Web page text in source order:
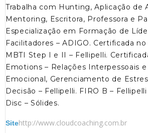
Trabalha com Hunting, Aplicação de
Mentoring, Escritora, Professora e
Especialização em Formação de
Facilitadores – ADIGO. Certificada
MBTI Step I e II – Fellipelli.
Emotions – Relações Interpessoais
Emocional, Gerenciamento de
Decisão – Fellipelli. FIRO B –
Disc – Sólides.
Sitehttp://www.cloudcoaching.com.br